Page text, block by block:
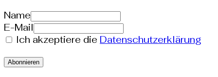
Name
E-Mail
Ich akzeptiere die Datenschutzerklärung